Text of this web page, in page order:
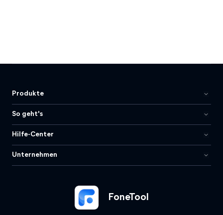
FoneTool
Produkte
So geht's
Hilfe-Center
Unternehmen